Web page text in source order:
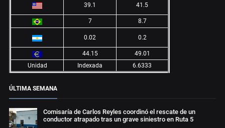
39.1 41.5
7 8.7
0.02 0.2
44.15
49.01
Unidad
Indexada 6.6333
ÚLTIMA SEMANA
Comisaría de Carlos Reyles coordinó el rescate de un
conductor atrapado tras un grave siniestro en Ruta 5